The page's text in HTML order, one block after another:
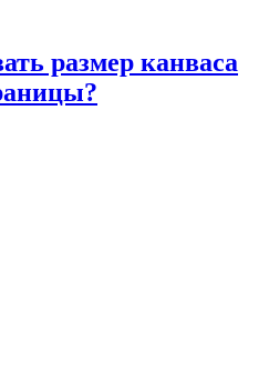
размер канваса